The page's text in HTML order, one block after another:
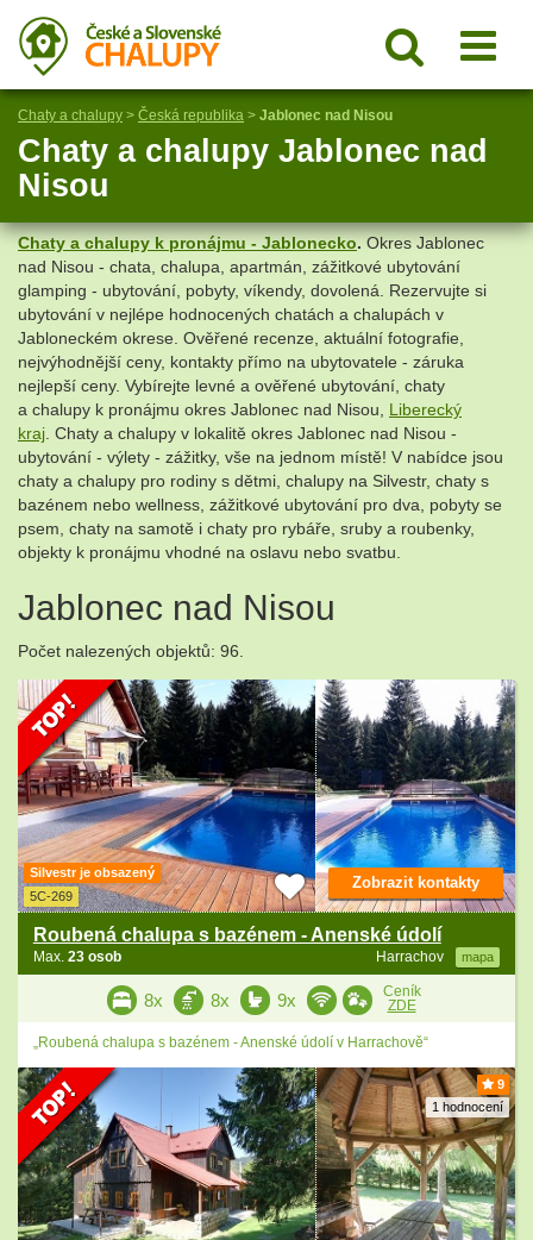
Chaty a chalupy > Česká republika > Jablonec nad Nisou
Chaty a chalupy Jablonec nad
Nisou
Chaty a chalupy k pronájmu - Jablonecko. Okres Jablonec
nad Nisou - chata, chalupa, apartmán, zážitkové ubytování
glamping - ubytování, pobyty, víkendy, dovolená. Rezervujte si
ubytování v nejlépe hodnocených chatách a chalupách v
Jabloneckém okrese. Ověřené recenze, aktuální fotografie,
nejvýhodnější ceny, kontakty přímo na ubytovatele - záruka
nejlepší ceny. Vybírejte levné a ověřené ubytování, chaty
a chalupy k pronájmu okres Jablonec nad Nisou, Liberecký
kraj . Chaty a chalupy v lokalitě okres Jablonec nad Nisou -
ubytování - výlety - zážitky, vše na jednom místě! V nabídce jsou
chaty a chalupy pro rodiny s dětmi, chalupy na Silvestr, chaty s
bazénem nebo wellness, zážitkové ubytování pro dva, pobyty se
psem, chaty na samotě i chaty pro rybáře, sruby a roubenky,
objekty k pronájmu vhodné na oslavu nebo svatbu.
Jablonec nad Nisou
Počet nalezených objektů: 96.
Silvestr je obsazený
5C-269
Roubená chalupa s bazénem - Anenské údolí
Harrachov mapa
Max. 23 osob
Zobrazit kontakty
8x 8x 9x
Ceník
ZDE
„Roubená chalupa s bazénem - Anenské údolí v Harrachově“
9
1 hodnocení